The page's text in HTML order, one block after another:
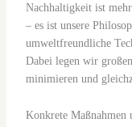
Nachhaltigkeit ist
– es ist unsere
umweltfreundliche
Dabei legen wir
minimieren und
Konkrete Maßnahmen